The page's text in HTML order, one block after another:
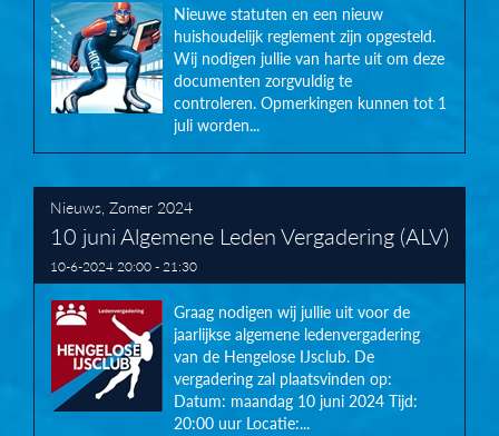
Nieuwe statuten en een nieuw
huishoudelijk reglement zijn opgesteld.
Wij nodigen jullie van harte uit om deze
documenten zorgvuldig te
controleren. Opmerkingen kunnen tot 1
juli worden...
Nieuws Zomer 2024
10 juni Algemene Leden Vergadering (ALV)
10-6-2024 20:00 - 21:30
Graag nodigen wij jullie uit voor de
jaarlijkse algemene ledenvergadering
van de Hengelose IJsclub. De
vergadering zal plaatsvinden op:
Datum: maandag 10 juni 2024 Tijd:
20:00 uur Locatie:...